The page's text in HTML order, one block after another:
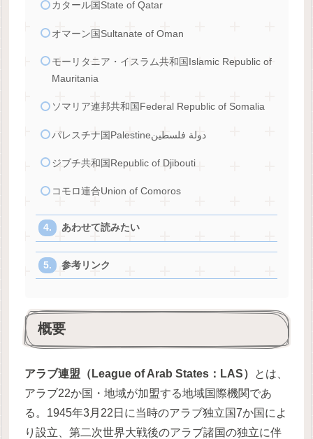
カタール国State of Qatar
オマーン国Sultanate of Oman
モーリタニア・イスラム共和国Islamic Republic of
Mauritania
ソマリア連邦共和国Federal Republic of Somalia
パレスチナ国Palestineدولة فلسطين
ジブチ共和国Republic of Djibouti
コモロ連合Union of Comoros
あわせて読みたい
参考リンク
概要
アラブ連盟（League of Arab States：LAS）
とは、
アラブ22か国・地域が加盟する地域国際機関であ
る。1945年3月22日に当時のアラブ独立国7か国によ
り設立、第二次世界大戦後のアラブ諸国の独立に伴